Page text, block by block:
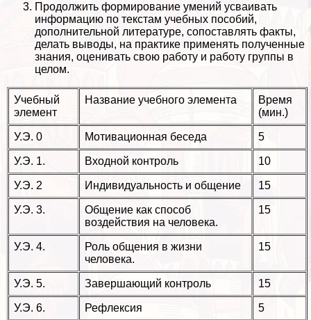
Продолжить формирование умений усваивать
информацию по текстам учебных пособий,
дополнительной литературе, сопоставлять факты,
делать выводы, на пpaктике применять полученные
знания, оценивать свою работу и работу группы в
целом.
Учебный
элемент
Название учебного элемента
Время
(мин.)
У.Э. 0 Мотивационная беседа 5
У.Э. 1. Входной контроль 10
У.Э. 2 Индивидуальность и общение 15
У.Э. 3.
Общение как способ
воздействия на человека.
15
У.Э. 4.
Роль общения в жизни
человека.
15
У.Э. 5. Завершающий контроль 15
У.Э. 6. Рефлексия 5